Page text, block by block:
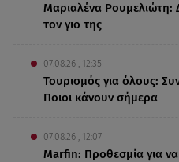
Μαριαλένα Ρουμελιώτη:
τον γιο της
07.08.26 , 12:35
Τουρισμός για όλους:
Ποιοι κάνουν σήμερα
07.08.26 , 12:07
Marfin: Προθεσμία για